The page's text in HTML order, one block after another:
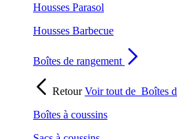
Housses Parasol
Housses Barbecue
Boîtes de rangement
RetourVoir tout de Boîtes
Boîtes à coussins